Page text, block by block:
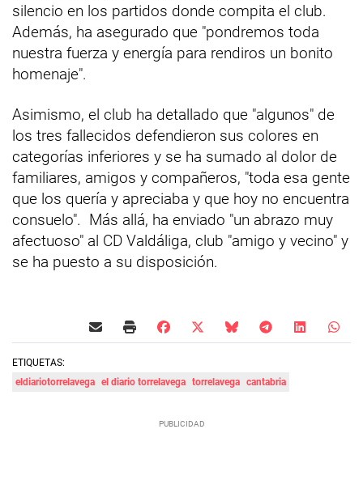
silencio en los partidos donde compita el club.
Además, ha asegurado que "pondremos toda
nuestra fuerza y energía para rendiros un bonito
homenaje".
Asimismo, el club ha detallado que "algunos" de
los tres fallecidos defendieron sus colores en
categorías inferiores y se ha sumado al dolor de
familiares, amigos y compañeros, "toda esa gente
que los quería y apreciaba y que hoy no encuentra
consuelo". Más allá, ha enviado "un abrazo muy
afectuoso" al CD Valdáliga, club "amigo y vecino" y
se ha puesto a su disposición.
ETIQUETAS:
eldiariotorrelavega el diario torrelavega torrelavega cantabria